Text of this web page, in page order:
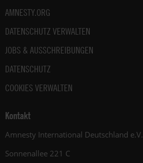
AMNESTY.ORG
DATENSCHUTZ VERWALTEN
JOBS & AUSSCHREIBUNGEN
DATENSCHUTZ
COOKIES VERWALTEN
Kontakt
Amnesty International Deutschland e.V.
Sonnenallee 221 C